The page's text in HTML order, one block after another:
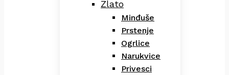
Zlato
Minđuše
Prstenje
Ogrlice
Narukvice
Privesci